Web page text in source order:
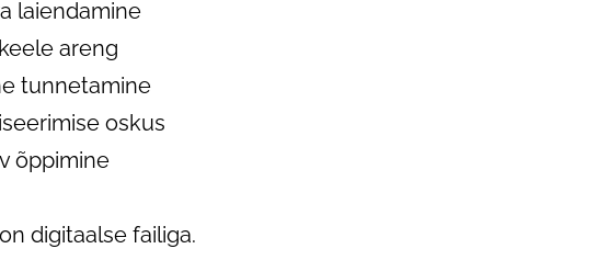
laiendamine
areng
tunnetamine
oskus
õppimine
digitaalse failiga.